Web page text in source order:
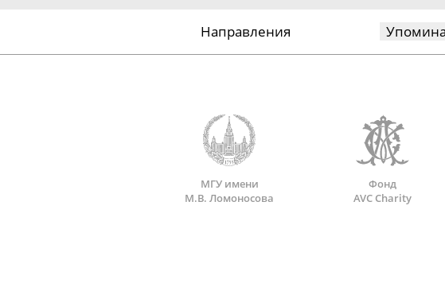
Направления
МГУ имени
М.В. Ломоносова
Фонд
AVC Charity